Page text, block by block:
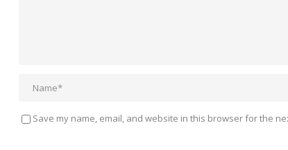
Save my name, email, and website in this browser for the